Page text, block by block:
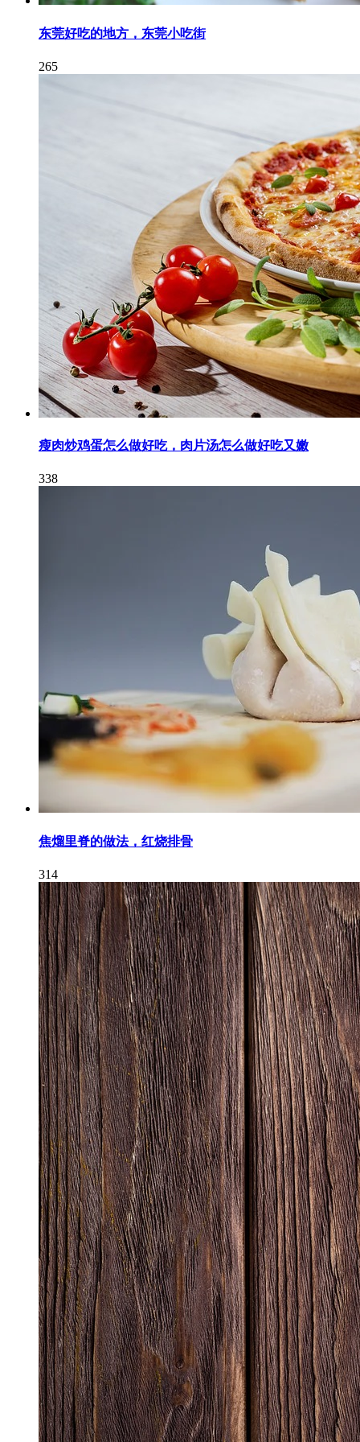
东莞好吃的地方，东莞小吃街
265
瘦肉炒鸡蛋怎么做好吃，肉片汤怎么做好吃又嫩
338
焦熘里脊的做法，红烧排骨
314